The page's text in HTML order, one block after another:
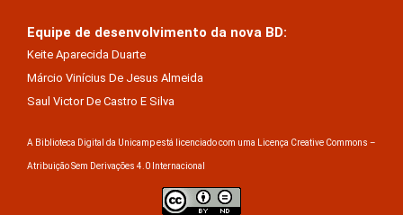
Equipe de desenvolvimento da nova BD:
Keite Aparecida Duarte
Márcio Vinícius De Jesus Almeida
Saul Victor De Castro E Silva
A Biblioteca Digital da Unicamp está licenciado com uma Licença Creative Commons –
Atribuição Sem Derivações 4.0 Internacional